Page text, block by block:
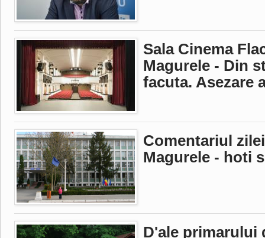
Sala Cinema
Magurele - Din
facuta. Asezare
Comentariul
Magurele - hoti
D'ale primarului